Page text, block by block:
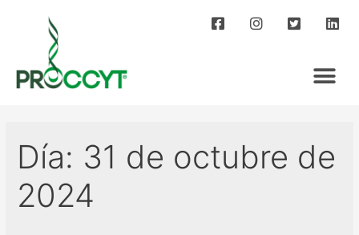
Día: 31 de octubre de
2024